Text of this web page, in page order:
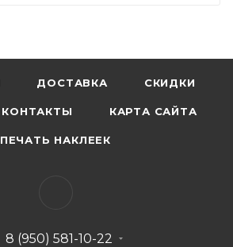
ДОСТАВКА СКИДКИ
КОНТАКТЫ КАРТА САЙТА
ПЕЧАТЬ НАКЛЕЕК
8 (950) 581-10-22